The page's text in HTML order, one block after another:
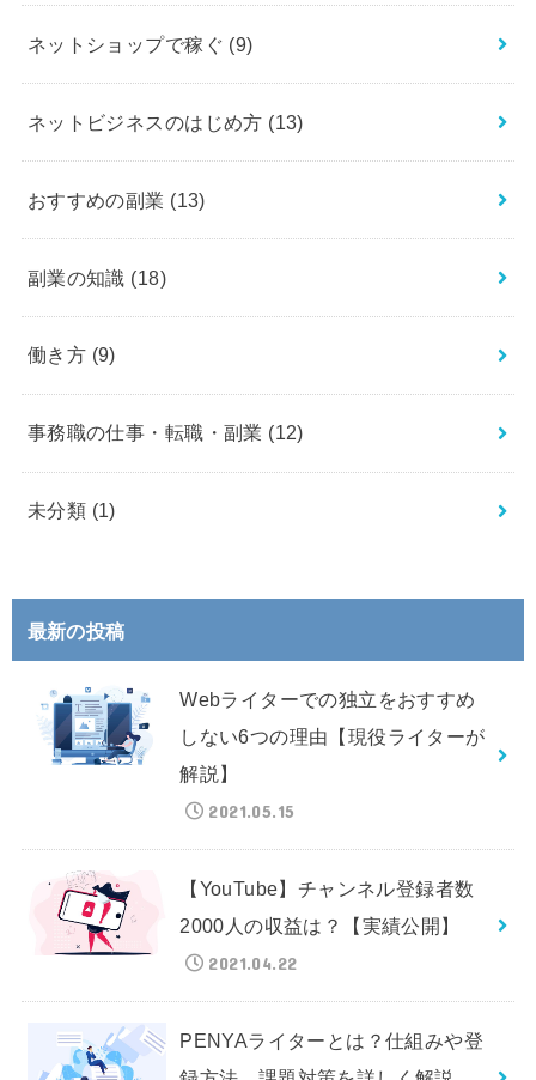
ネットショップで稼ぐ (9)
ネットビジネスのはじめ方 (13)
おすすめの副業 (13)
副業の知識 (18)
働き方 (9)
事務職の仕事・転職・副業 (12)
未分類 (1)
最新の投稿
Webライターでの独立をおすすめ
しない6つの理由【現役ライターが
解説】
2021.05.15
【YouTube】チャンネル登録者数
2000人の収益は？【実績公開】
2021.04.22
PENYAライターとは？仕組みや登